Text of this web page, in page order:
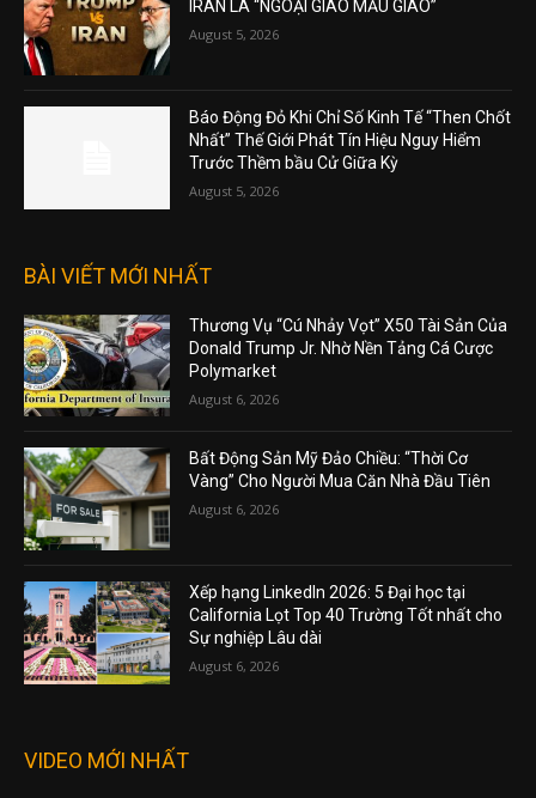
IRAN LÀ “NGOẠI GIAO MẪU GIÁO”
August 5, 2026
Báo Động Đỏ Khi Chỉ Số Kinh Tế “Then Chốt
Nhất” Thế Giới Phát Tín Hiệu Nguy Hiểm
Trước Thềm bầu Cử Giữa Kỳ
August 5, 2026
BÀI VIẾT MỚI NHẤT
Thương Vụ “Cú Nhảy Vọt” X50 Tài Sản Của
Donald Trump Jr. Nhờ Nền Tảng Cá Cược
Polymarket
August 6, 2026
Bất Động Sản Mỹ Đảo Chiều: “Thời Cơ
Vàng” Cho Người Mua Căn Nhà Đầu Tiên
August 6, 2026
Xếp hạng LinkedIn 2026: 5 Đại học tại
California Lọt Top 40 Trường Tốt nhất cho
Sự nghiệp Lâu dài
August 6, 2026
VIDEO MỚI NHẤT